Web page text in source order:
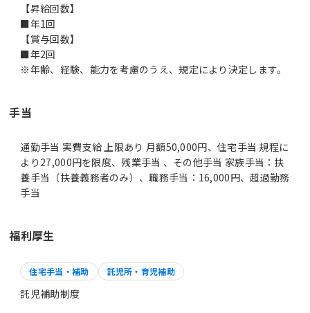
【昇給回数】
■年1回
【賞与回数】
■年2回
※年齢、経験、能力を考慮のうえ、規定により決定します。
手当
通勤手当 実費支給 上限あり 月額50,000円、住宅手当 規程に
より27,000円を限度、残業手当 、その他手当 家族手当：扶
養手当（扶養義務者のみ）、職務手当：16,000円、超過勤務
手当
福利厚生
住宅手当・補助 託児所・育児補助
託児補助制度